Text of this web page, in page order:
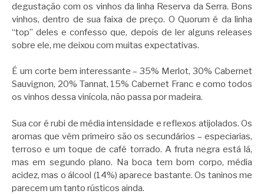
degustação com os vinhos da linha Reserva da Serra. Bons
vinhos, dentro de sua faixa de preço. O Quorum é da linha
“top” deles e confesso que, depois de ler alguns releases
sobre ele, me deixou com muitas expectativas.
É um corte bem interessante – 35% Merlot, 30% Cabernet
Sauvignon, 20% Tannat, 15% Cabernet Franc e como todos
os vinhos dessa vinícola, não passa por madeira.
Sua cor é rubi de média intensidade e reflexos atijolados. Os
aromas que vêm primeiro são os secundários – especiarias,
terroso e um toque de café torrado. A fruta negra está lá,
mas em segundo plano. Na boca tem bom corpo, média
acidez, mas o álcool (14%) aparece bastante. Os taninos me
parecem um tanto rústicos ainda.